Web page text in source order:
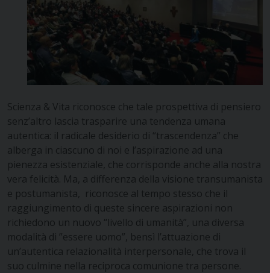
Scienza & Vita riconosce che tale prospettiva di pensiero
senz’altro lascia trasparire una tendenza umana
autentica: il radicale desiderio di “trascendenza” che
alberga in ciascuno di noi e l’aspirazione ad una
pienezza esistenziale, che corrisponde anche alla nostra
vera felicità. Ma, a differenza della visione transumanista
e postumanista, riconosce al tempo stesso che il
raggiungimento di queste sincere aspirazioni non
richiedono un nuovo “livello di umanità”, una diversa
modalità di ”essere uomo”, bensì l’attuazione di
un’autentica relazionalità interpersonale, che trova il
suo culmine nella reciproca comunione tra persone.